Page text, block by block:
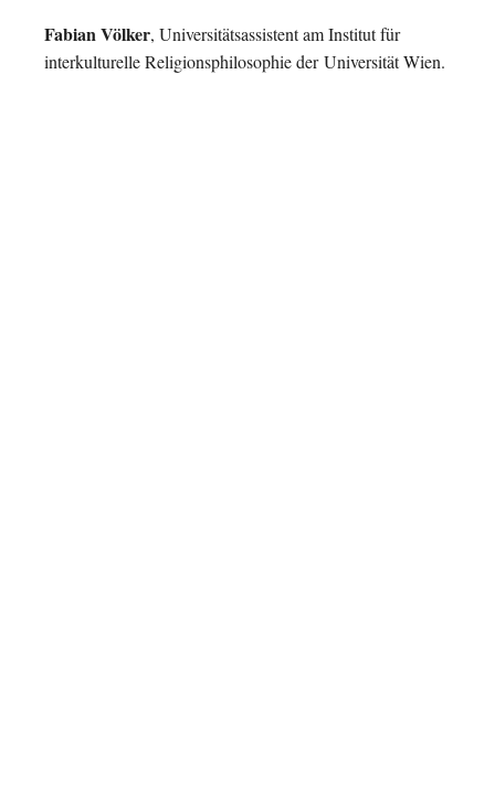
Fabian Völker, Universitätsassistent am Institut für
interkulturelle Religionsphilosophie derUniversität Wien.